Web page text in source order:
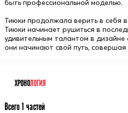
быть профессиональной моделью.
Тиюки продолжала верить в себя
Тиюки начинает рушиться в
удивительным талантом в
они начинают свой путь,
ХРОНОЛОГИЯ
Всего 1 частей